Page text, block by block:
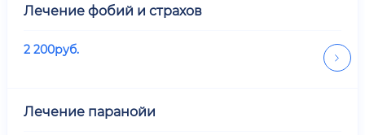
Лечение фобий и страхов
2 200руб.
Лечение паранойи